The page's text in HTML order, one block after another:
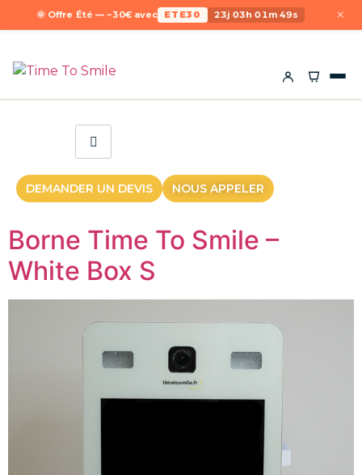
🌞 Offre Été — −30€ avec ETE30 23j 03h 01m 49s ×
DEMANDER UN DEVIS NOUS APPELER
Borne Time To Smile –
White Box S